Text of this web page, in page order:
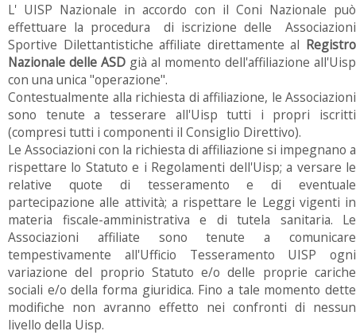
L' UISP Nazionale in accordo con il Coni Nazionale può
effettuare la procedura di iscrizione delle Associazioni
Sportive Dilettantistiche affiliate direttamente al Registro
Nazionale delle ASD già al momento dell'affiliazione all'Uisp
con una unica "operazione".
Contestualmente alla richiesta di affiliazione, le Associazioni
sono tenute a tesserare all'Uisp tutti i propri iscritti
(compresi tutti i componenti il Consiglio Direttivo).
Le Associazioni con la richiesta di affiliazione si impegnano a
rispettare lo Statuto e i Regolamenti dell'Uisp; a versare le
relative quote di tesseramento e di eventuale
partecipazione alle attività; a rispettare le Leggi vigenti in
materia fiscale-amministrativa e di tutela sanitaria. Le
Associazioni affiliate sono tenute a comunicare
tempestivamente all'Ufficio Tesseramento UISP ogni
variazione del proprio Statuto e/o delle proprie cariche
sociali e/o della forma giuridica. Fino a tale momento dette
modifiche non avranno effetto nei confronti di nessun
livello della Uisp.